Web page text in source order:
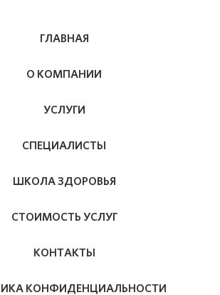
ГЛАВНАЯ
О КОМПАНИИ
УСЛУГИ
СПЕЦИАЛИСТЫ
ШКОЛА ЗДОРОВЬЯ
СТОИМОСТЬ УСЛУГ
КОНТАКТЫ
КОНФИДЕНЦИАЛЬНОСТИ